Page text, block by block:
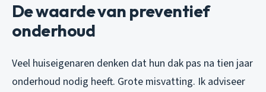
De waarde van preventief
onderhoud
Veel huiseigenaren denken dat hun dak pas na tien jaar
onderhoud nodig heeft. Grote misvatting. Ik adviseer